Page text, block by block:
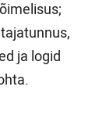
ja logid